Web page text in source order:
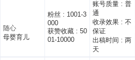
随心
母婴育儿
粉丝 : 1001-3
000
获赞收藏 : 50
01-10000
账号质量 : 普
通
收录效果 : 不
保证
出稿时间 : 两
天